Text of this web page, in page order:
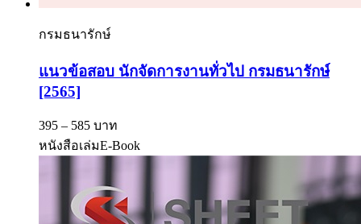
กรมธนารักษ์
แนวข้อสอบ นักจัดการงานทั่วไป กรมธนารักษ์
[2565]
395 – 585 บาท
หนังสือเล่มE-Book